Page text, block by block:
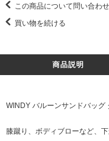
この商品について問い合わ
買い物を続ける
商品説明
WINDY バルーンサンドバッグ
膝蹴り、ボディブローなど、